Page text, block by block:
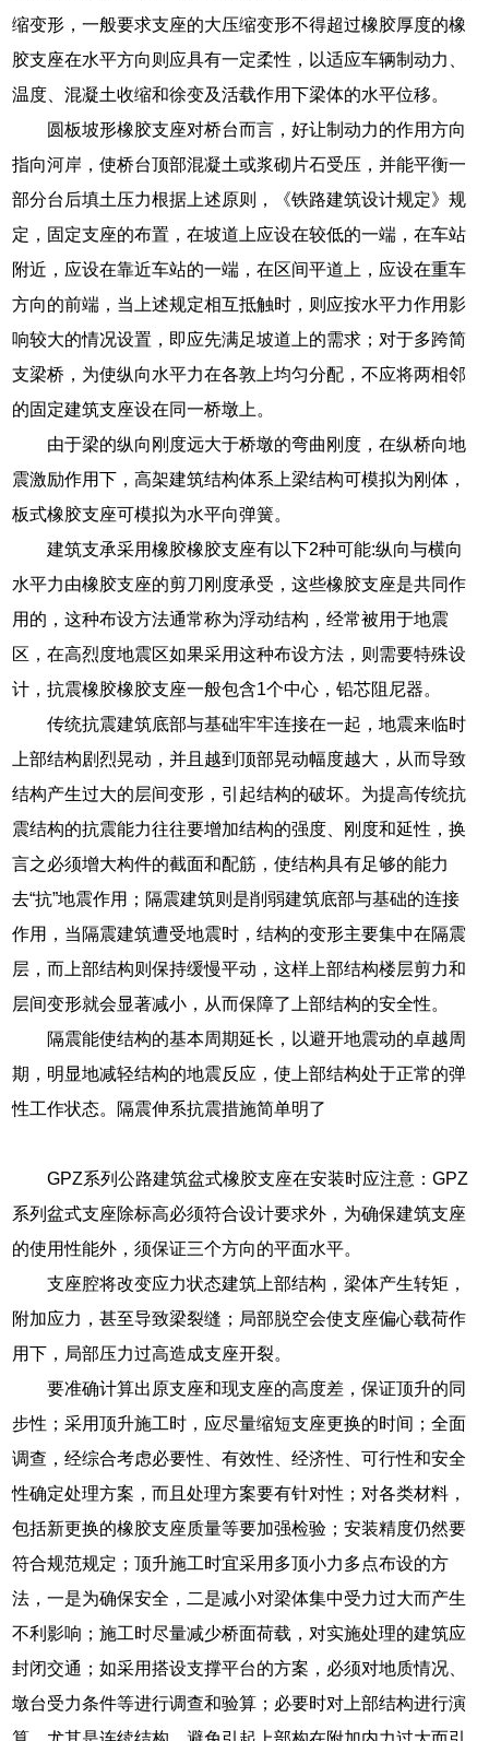
缩变形，一般要求支座的大压缩变形不得超过橡胶厚度的橡
胶支座在水平方向则应具有一定柔性，以适应车辆制动力、
温度、混凝土收缩和徐变及活载作用下梁体的水平位移。
圆板坡形橡胶支座对桥台而言，好让制动力的作用方向
指向河岸，使桥台顶部混凝土或浆砌片石受压，并能平衡一
部分台后填土压力根据上述原则，《铁路建筑设计规定》规
定，固定支座的布置，在坡道上应设在较低的一端，在车站
附近，应设在靠近车站的一端，在区间平道上，应设在重车
方向的前端，当上述规定相互抵触时，则应按水平力作用影
响较大的情况设置，即应先满足坡道上的需求；对于多跨简
支梁桥，为使纵向水平力在各敦上均匀分配，不应将两相邻
的固定建筑支座设在同一桥墩上。
由于梁的纵向刚度远大于桥墩的弯曲刚度，在纵桥向地
震激励作用下，高架建筑结构体系上梁结构可模拟为刚体，
板式橡胶支座可模拟为水平向弹簧。
建筑支承采用橡胶橡胶支座有以下2种可能:纵向与横向
水平力由橡胶支座的剪刀刚度承受，这些橡胶支座是共同作
用的，这种布设方法通常称为浮动结构，经常被用于地震
区，在高烈度地震区如果采用这种布设方法，则需要特殊设
计，抗震橡胶橡胶支座一般包含1个中心，铅芯阻尼器。
传统抗震建筑底部与基础牢牢连接在一起，地震来临时
上部结构剧烈晃动，并且越到顶部晃动幅度越大，从而导致
结构产生过大的层间变形，引起结构的破坏。为提高传统抗
震结构的抗震能力往往要增加结构的强度、刚度和延性，换
言之必须增大构件的截面和配筋，使结构具有足够的能力
去“抗”地震作用；隔震建筑则是削弱建筑底部与基础的连接
作用，当隔震建筑遭受地震时，结构的变形主要集中在隔震
层，而上部结构则保持缓慢平动，这样上部结构楼层剪力和
层间变形就会显著减小，从而保障了上部结构的安全性。
隔震能使结构的基本周期延长，以避开地震动的卓越周
期，明显地减轻结构的地震反应，使上部结构处于正常的弹
性工作状态。隔震伸系抗震措施简单明了
GPZ系列公路建筑盆式橡胶支座在安装时应注意：GPZ
系列盆式支座除标高必须符合设计要求外，为确保建筑支座
的使用性能外，须保证三个方向的平面水平。
支座腔将改变应力状态建筑上部结构，梁体产生转矩，
附加应力，甚至导致梁裂缝；局部脱空会使支座偏心载荷作
用下，局部压力过高造成支座开裂。
要准确计算出原支座和现支座的高度差，保证顶升的同
步性；采用顶升施工时，应尽量缩短支座更换的时间；全面
调查，经综合考虑必要性、有效性、经济性、可行性和安全
性确定处理方案，而且处理方案要有针对性；对各类材料，
包括新更换的橡胶支座质量等要加强检验；安装精度仍然要
符合规范规定；顶升施工时宜采用多顶小力多点布设的方
法，一是为确保安全，二是减小对梁体集中受力过大而产生
不利影响；施工时尽量减少桥面荷载，对实施处理的建筑应
封闭交通；如采用搭设支撑平台的方案，必须对地质情况、
墩台受力条件等进行调查和验算；必要时对上部结构进行演